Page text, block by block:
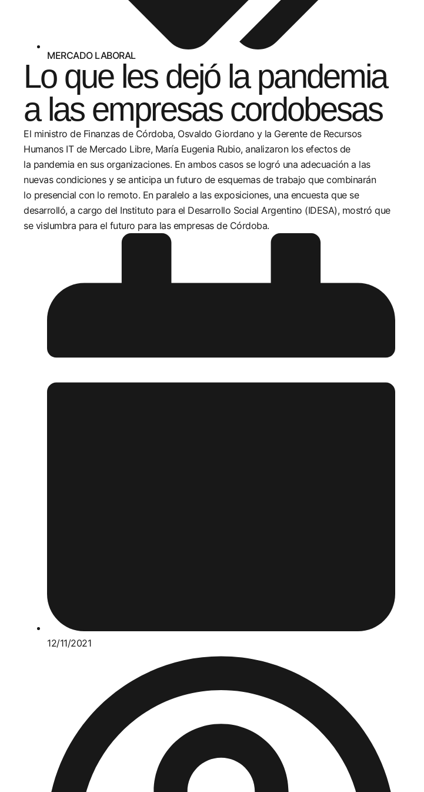
MERCADO LABORAL
Lo que les dejó la pandemia
a las empresas cordobesas
El ministro de Finanzas de Córdoba, Osvaldo Giordano y la Gerente de Recursos
Humanos IT de Mercado Libre, María Eugenia Rubio, analizaron los efectos de
la pandemia en sus organizaciones. En ambos casos se logró una adecuación a las
nuevas condiciones y se anticipa un futuro de esquemas de trabajo que combinarán
lo presencial con lo remoto. En paralelo a las exposiciones, una encuesta que se
desarrolló, a cargo del Instituto para el Desarrollo Social Argentino (IDESA), mostró que
se vislumbra para el futuro para las empresas de Córdoba.
12/11/2021